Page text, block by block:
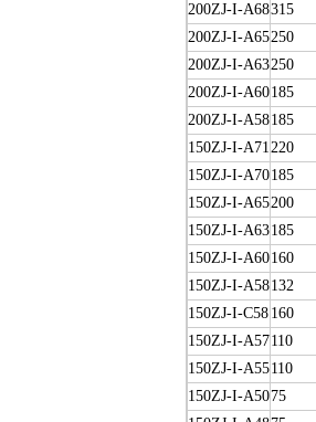
200ZJ-I-A68315
200ZJ-I-A65250
200ZJ-I-A63250
200ZJ-I-A60185
200ZJ-I-A58185
150ZJ-I-A71220
150ZJ-I-A70185
150ZJ-I-A65200
150ZJ-I-A63185
150ZJ-I-A60160
150ZJ-I-A58132
150ZJ-I-C58 160
150ZJ-I-A57110
150ZJ-I-A55110
150ZJ-I-A5075